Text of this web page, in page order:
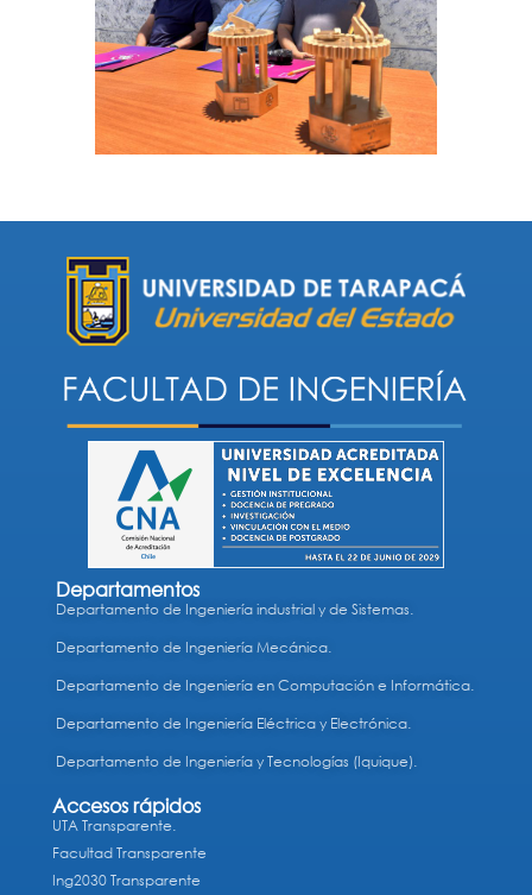
Departamentos
Departamento de Ingeniería industrial y de Sistemas.
Departamento de Ingeniería Mecánica.
Departamento de Ingeniería en Computación e Informática.
Departamento de Ingeniería Eléctrica y Electrónica.
Departamento de Ingeniería y Tecnologías (Iquique).
Accesos rápidos
UTA Transparente.
Facultad Transparente
Ing2030 Transparente